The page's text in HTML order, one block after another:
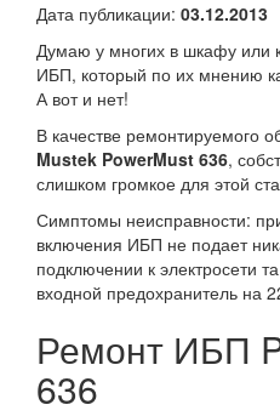
Дата публикации: 03.12.2013
Думаю у многих в шкафу или
ИБП, который по их мнению
А вот и нет!
В качестве ремонтируемого
Mustek PowerMust 636,
слишком громкое для этой
Симптомы неисправности:
включения ИБП не подает
подключении к электросети
входной предохранитель на
Ремонт ИБП
636